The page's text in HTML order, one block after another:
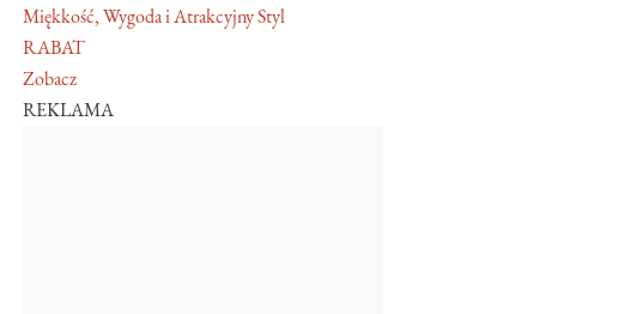
Miękkość, Wygoda i Atrakcyjny Styl
RABAT
Zobacz
REKLAMA